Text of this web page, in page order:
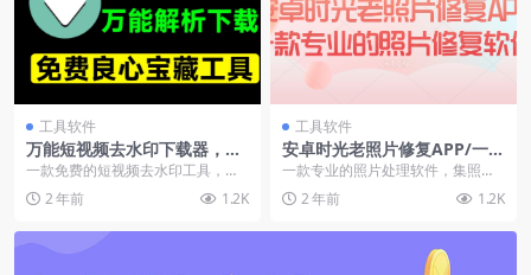
工具软件
万能短视频去水印下载器，含
多功能实用工具
一款免费的短视频去水印工具，可
以帮助我们去除X音、X手、x红S等
平台所下载视频/...
2 年前 1.2K
工具软件
安卓时光老照片修复APP/一款
专业的照片修复软件
一款专业的照片处理软件，集照片
修复还原、年龄变化、卡通特效、
老年婚纱照、AI绘画...
2 年前 1.2K